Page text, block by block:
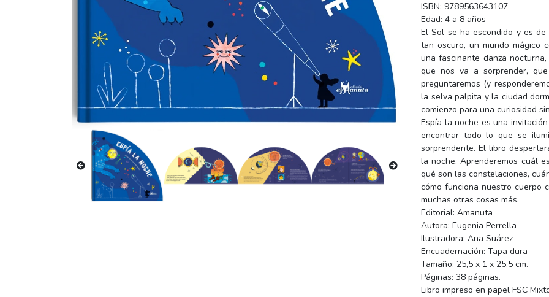
ISBN: 9789563643107
Edad: 4 a 8 años
El Sol se ha escondido y es
tan oscuro, un mundo mágico
una fascinante danza
que nos va a sorprender,
preguntaremos (y
la selva palpita y la ciudad
comienzo para una curiosidad
Espía la noche es una
encontrar todo lo que se
sorprendente. El libro
la noche. Aprenderemos cuál
qué son las constelaciones,
cómo funciona nuestro cuerpo
muchas otras cosas más.
Editorial: Amanuta
Autora: Eugenia Perrella
Ilustradora: Ana Suárez
Encuadernación: Tapa dura
Tamaño: 25,5 x 1 x 25,5 cm.
Páginas: 38 páginas.
Libro impreso en papel FSC